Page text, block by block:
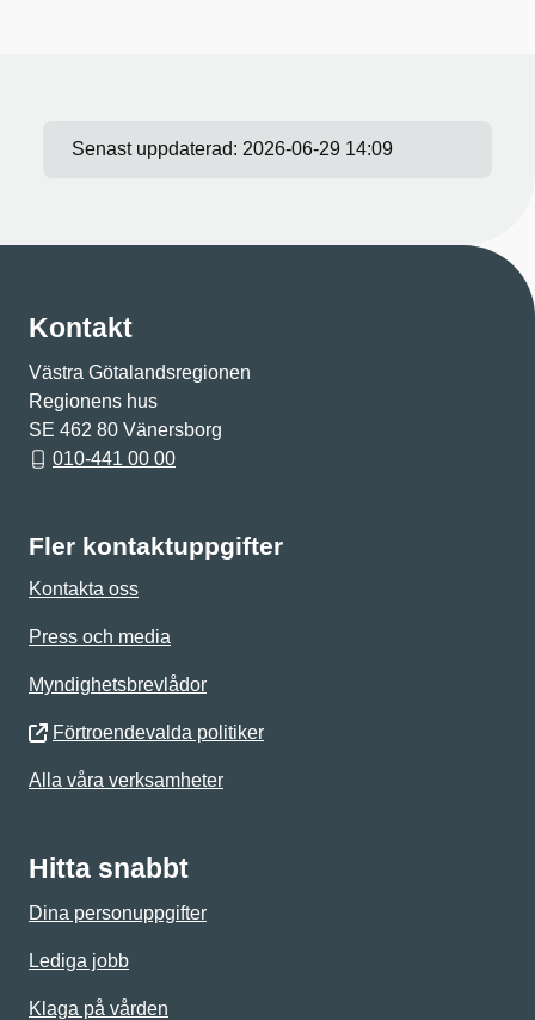
Senast uppdaterad: 2026-06-29 14:09
Kontakt
Västra Götalandsregionen
Regionens hus
SE 462 80 Vänersborg
010-441 00 00
Fler kontaktuppgifter
Kontakta oss
Press och media
Myndighetsbrevlådor
Förtroendevalda politiker
Alla våra verksamheter
Hitta snabbt
Dina personuppgifter
Lediga jobb
Klaga på vården